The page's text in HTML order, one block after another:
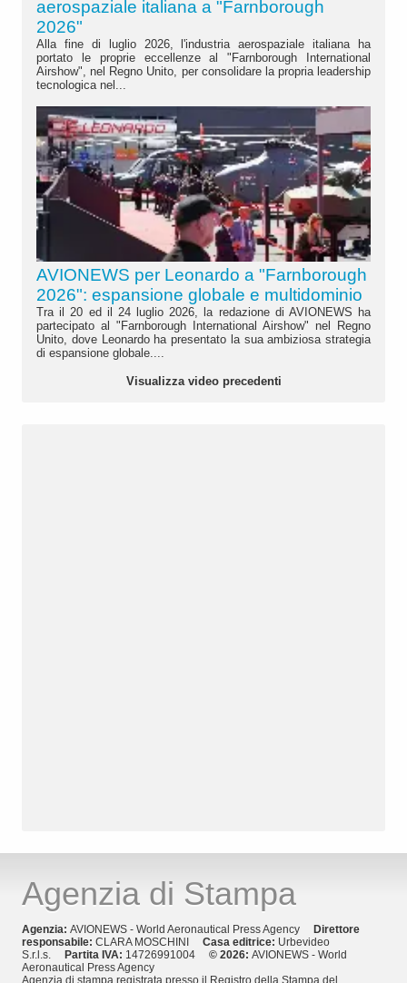
aerospaziale italiana a "Farnborough
2026"
Alla fine di luglio 2026, l'industria aerospaziale italiana ha
portato le proprie eccellenze al "Farnborough International
Airshow", nel Regno Unito, per consolidare la propria leadership
tecnologica nel...
AVIONEWS per Leonardo a "Farnborough
2026": espansione globale e multidominio
Tra il 20 ed il 24 luglio 2026, la redazione di AVIONEWS ha
partecipato al "Farnborough International Airshow" nel Regno
Unito, dove Leonardo ha presentato la sua ambiziosa strategia
di espansione globale....
Visualizza video precedenti
Agenzia di Stampa
Agenzia: AVIONEWS - World Aeronautical Press Agency
Direttore
responsabile: CLARA MOSCHINI Casa editrice: Urbevideo
S.r.l.s.
Partita IVA: 14726991004 © 2026: AVIONEWS - World
Aeronautical Press Agency
Agenzia di stampa registrata presso il Registro della Stampa del